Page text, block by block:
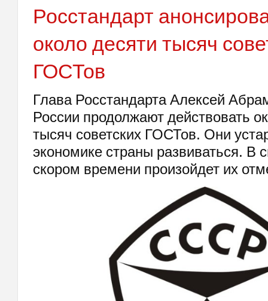
Росстандарт
около десяти тысяч
ГОСТов
Глава Росстандарта Алексей
России продолжают действовать
тысяч советских ГОСТов. Они
экономике страны развиваться. В
скором времени произойдет их